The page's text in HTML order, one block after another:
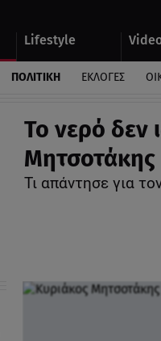
Lifestyle
ΠΟΛΙΤΙΚΗ ΕΚΛΟΓΕΣ
Το νερό δεν
Μητσοτάκης
Τι απάντησε για